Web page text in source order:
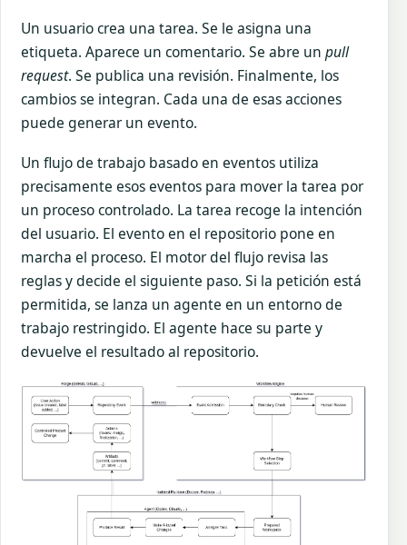
Un usuario crea una tarea. Se le asigna una
etiqueta. Aparece un comentario. Se abre un pull
request. Se publica una revisión. Finalmente, los
cambios se integran. Cada una de esas acciones
puede generar un evento.
Un flujo de trabajo basado en eventos utiliza
precisamente esos eventos para mover la tarea por
un proceso controlado. La tarea recoge la intención
del usuario. El evento en el repositorio pone en
marcha el proceso. El motor del flujo revisa las
reglas y decide el siguiente paso. Si la petición está
permitida, se lanza un agente en un entorno de
trabajo restringido. El agente hace su parte y
devuelve el resultado al repositorio.